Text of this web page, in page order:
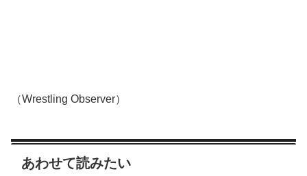
（Wrestling Observer）
あわせて読みたい